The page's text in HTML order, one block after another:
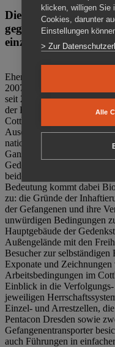
Die Gedenkstätte
gegen das
einzigartig.
Ehemalige politische
2007 den Verein
seit 2011 Eigentümer des
der Bautzener Straße und
Cottbus ist. Im Zentrum der
Auseinandersetzung mit
nationalsozialistischen
Ganzjährig zeigen mehrere
Gedenkstätte Zuchthaus
beiden deutschen
Bedeutung kommt dabei
zu: die Gründe der
der Gefangenen und ihre
unwürdigen Bedingungen
Hauptgebäude der
Außengelände mit den
Besucher zur
Exponate und
Arbeitsbedingungen im
Einblick in die Verfolgungs-
jeweiligen
Einzel- und Arrestzellen,
Pentacon Dresden sowie
Gefangenentransporter
auch Führungen in
klicken, willigen Sie
Cookies, darunter
Einstellungen
> Zur
Alle